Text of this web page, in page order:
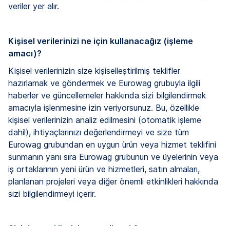
veriler yer alır.
Kişisel verilerinizi ne için kullanacağız (işleme
amacı)?
Kişisel verilerinizin size kişiselleştirilmiş teklifler
hazırlamak ve göndermek ve Eurowag grubuyla ilgili
haberler ve güncellemeler hakkında sizi bilgilendirmek
amacıyla işlenmesine izin veriyorsunuz. Bu, özellikle
kişisel verilerinizin analiz edilmesini (otomatik işleme
dahil), ihtiyaçlarınızı değerlendirmeyi ve size tüm
Eurowag grubundan en uygun ürün veya hizmet teklifini
sunmanın yanı sıra Eurowag grubunun ve üyelerinin veya
iş ortaklarının yeni ürün ve hizmetleri, satın almaları,
planlanan projeleri veya diğer önemli etkinlikleri hakkında
sizi bilgilendirmeyi içerir.